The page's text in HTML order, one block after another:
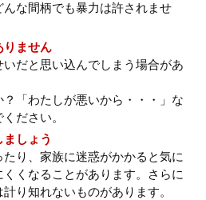
な間柄でも暴力は許されませ
りません
だと思い込んでしまう場合があ
「わたしが悪いから・・・」な
ださい。
しょう
り、家族に迷惑がかかると気に
くくなることがあります。さらに
り知れないものがあります。